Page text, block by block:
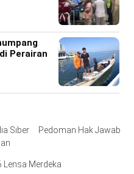
Perairan
Siber
Pedoman Hak Jawab
Merdeka